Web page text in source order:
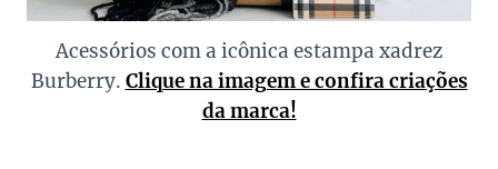
Acessórios com a icônica estampa xadrez
Burberry. Clique na imagem e confira criações
da marca!